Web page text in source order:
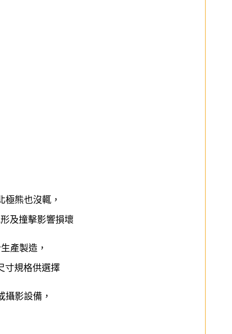
極熊也沒輒，
及撞擊影響損壞
產製造，
寸規格供選擇
攝影設備，